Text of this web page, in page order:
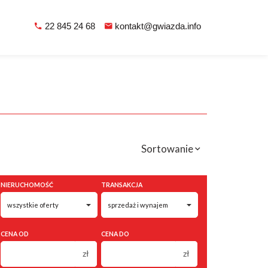
22 845 24 68 kontakt@gwiazda.info
Sortowanie
NIERUCHOMOŚĆ TRANSAKCJA
CENA OD
zł
CENA DO
zł